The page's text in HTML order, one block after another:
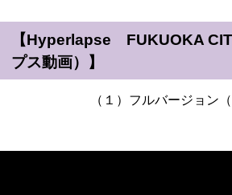
【Hyperlapse FUKUOKA
プス動画）】
（１）フルバージョン（